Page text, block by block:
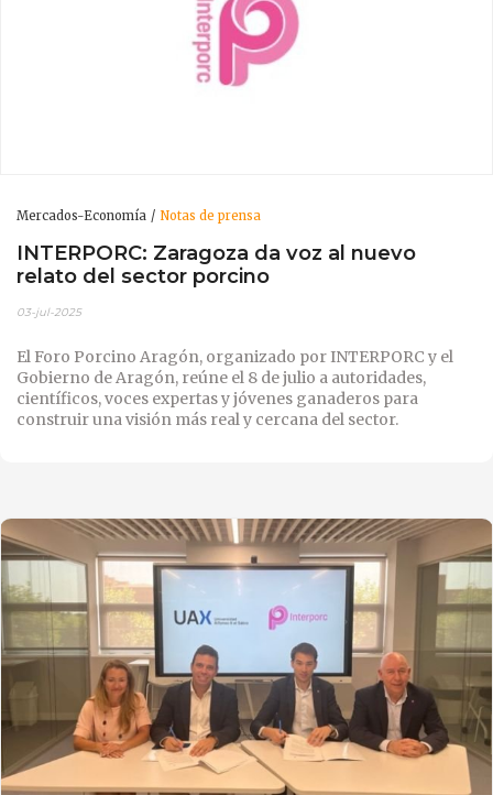
Mercados-Economía Notas de prensa
INTERPORC: Zaragoza da voz al nuevo
relato del sector porcino
03-jul-2025
El Foro Porcino Aragón, organizado por INTERPORC y el
Gobierno de Aragón, reúne el 8 de julio a autoridades,
científicos, voces expertas y jóvenes ganaderos para
construir una visión más real y cercana del sector.